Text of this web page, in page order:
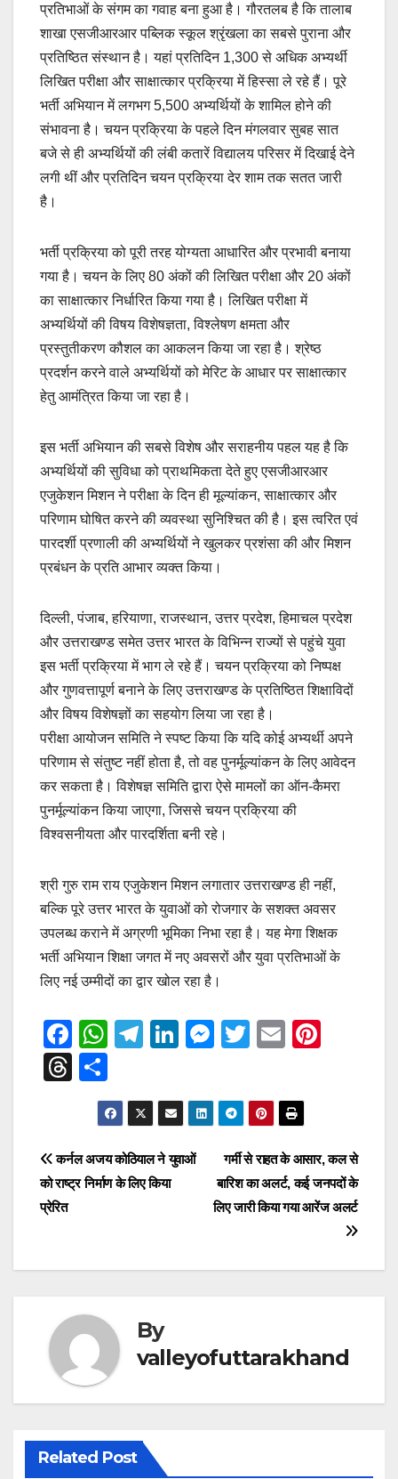
प्रतिभाओं के संगम का गवाह बना हुआ है। गौरतलब है कि तालाब
शाखा एसजीआरआर पब्लिक स्कूल श्रृंखला का सबसे पुराना और
प्रतिष्ठित संस्थान है। यहां प्रतिदिन 1,300 से अधिक अभ्यर्थी
लिखित परीक्षा और साक्षात्कार प्रक्रिया में हिस्सा ले रहे हैं। पूरे
भर्ती अभियान में लगभग 5,500 अभ्यर्थियों के शामिल होने की
संभावना है। चयन प्रक्रिया के पहले दिन मंगलवार सुबह सात
बजे से ही अभ्यर्थियों की लंबी कतारें विद्यालय परिसर में दिखाई देने
लगी थीं और प्रतिदिन चयन प्रक्रिया देर शाम तक सतत जारी
है।
भर्ती प्रक्रिया को पूरी तरह योग्यता आधारित और प्रभावी बनाया
गया है। चयन के लिए 80 अंकों की लिखित परीक्षा और 20 अंकों
का साक्षात्कार निर्धारित किया गया है। लिखित परीक्षा में
अभ्यर्थियों की विषय विशेषज्ञता, विश्लेषण क्षमता और
प्रस्तुतीकरण कौशल का आकलन किया जा रहा है। श्रेष्ठ
प्रदर्शन करने वाले अभ्यर्थियों को मेरिट के आधार पर साक्षात्कार
हेतु आमंत्रित किया जा रहा है।
इस भर्ती अभियान की सबसे विशेष और सराहनीय पहल यह है कि
अभ्यर्थियों की सुविधा को प्राथमिकता देते हुए एसजीआरआर
एजुकेशन मिशन ने परीक्षा के दिन ही मूल्यांकन, साक्षात्कार और
परिणाम घोषित करने की व्यवस्था सुनिश्चित की है। इस त्वरित एवं
पारदर्शी प्रणाली की अभ्यर्थियों ने खुलकर प्रशंसा की और मिशन
प्रबंधन के प्रति आभार व्यक्त किया।
दिल्ली, पंजाब, हरियाणा, राजस्थान, उत्तर प्रदेश, हिमाचल प्रदेश
और उत्तराखण्ड समेत उत्तर भारत के विभिन्न राज्यों से पहुंचे युवा
इस भर्ती प्रक्रिया में भाग ले रहे हैं। चयन प्रक्रिया को निष्पक्ष
और गुणवत्तापूर्ण बनाने के लिए उत्तराखण्ड के प्रतिष्ठित शिक्षाविदों
और विषय विशेषज्ञों का सहयोग लिया जा रहा है।
परीक्षा आयोजन समिति ने स्पष्ट किया कि यदि कोई अभ्यर्थी अपने
परिणाम से संतुष्ट नहीं होता है, तो वह पुनर्मूल्यांकन के लिए आवेदन
कर सकता है। विशेषज्ञ समिति द्वारा ऐसे मामलों का ऑन-कैमरा
पुनर्मूल्यांकन किया जाएगा, जिससे चयन प्रक्रिया की
विश्वसनीयता और पारदर्शिता बनी रहे।
श्री गुरु राम राय एजुकेशन मिशन लगातार उत्तराखण्ड ही नहीं,
बल्कि पूरे उत्तर भारत के युवाओं को रोजगार के सशक्त अवसर
उपलब्ध कराने में अग्रणी भूमिका निभा रहा है। यह मेगा शिक्षक
भर्ती अभियान शिक्षा जगत में नए अवसरों और युवा प्रतिभाओं के
लिए नई उम्मीदों का द्वार खोल रहा है।
F
a
c
b
o
W
s
A
p
T
gr
a
m
Li
e
dI
M
e
n
g
er
T
er
E
st
T
hr
a
d
h
ar
e
Post
navigation
गर्मी से राहत के आसार, कल से
बारिश का अलर्ट, कई जनपदों के
लिए जारी किया गया आरेंज अलर्ट
कर्नल अजय कोठियाल ने युवाओं
को राष्ट्र निर्माण के लिए किया
प्रेरित
By
valleyofuttarakhand
Related Post